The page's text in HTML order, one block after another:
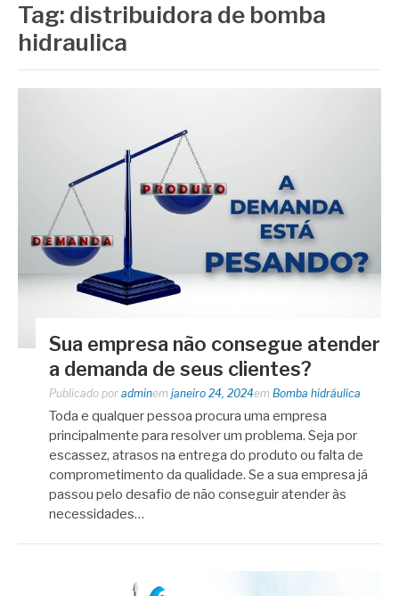
Tag: distribuidora de bomba
hidraulica
Sua empresa não consegue atender
a demanda de seus clientes?
Publicado por adminem janeiro 24, 2024em Bomba hidráulica
Toda e qualquer pessoa procura uma empresa
principalmente para resolver um problema. Seja por
escassez, atrasos na entrega do produto ou falta de
comprometimento da qualidade. Se a sua empresa já
passou pelo desafio de não conseguir atender às
necessidades…